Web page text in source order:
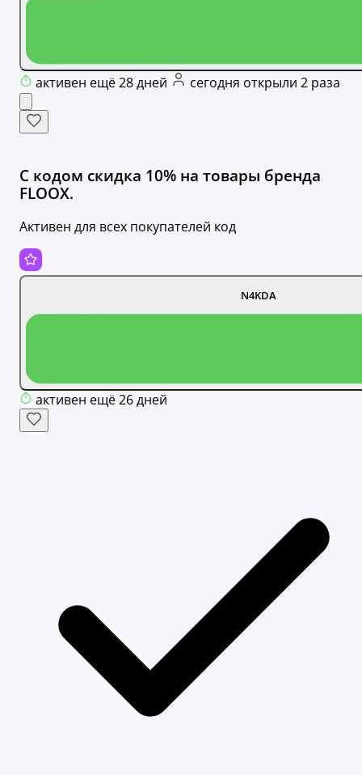
активен ещё 28 дней сегодня открыли 2 раза
С кодом скидка 10% на товары бренда
FLOOX.
Активен для всех покупателей код
N4KDA
активен ещё 26 дней